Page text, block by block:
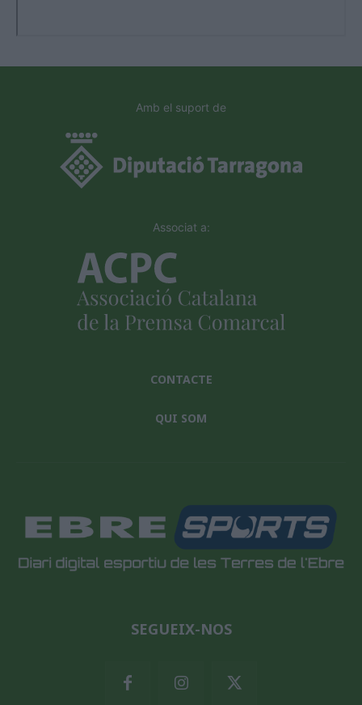
Amb el suport de
Associat a:
CONTACTE
QUI SOM
SEGUEIX-NOS